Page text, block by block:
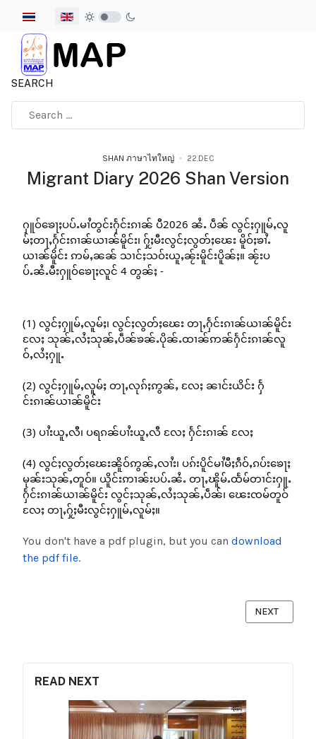
Select your language
SEARCH
SHAN ภาษาไทใหญ่ 22.DEC
Migrant Diary 2026 Shan Version
READ NEXT
ႁူဝ်ၶေႃႈပပ်ႉမၢႆတွင်းႁႅင်းၵၢၼ် ပီ2026 ၼႆႉ ပဵၼ် လွင်ႈႁူမ်ႇလူ
မ်ႈတႃႇႁႅင်းၵၢၼ်ယၢၼ်မိူင်း၊ ႁႂ်ႈမီးလွင်ႈလွတ်ႈၽေး မိူဝ်ႈၶၢႆႉ
ယၢၼ်မိူင်း ဢမ်ႇၼၼ် သၢင်ႈသဝ်းယူႇၼႂ်းမိူင်းပိူၼ်ႈ။ ၼႂ်းပ
ပ်ႉၼႆႉမီးႁူဝ်ၶေႃႈလူင် 4 တွၼ်ႈ -
(1) လွင်ႈႁူမ်ႇလူမ်ႈ၊ လွင်ႈလွတ်ႈၽေး တႃႇႁႅင်းၵၢၼ်ယၢၼ်မိူင်း
လႄႈ သုၼ်ႇလႆႈသုၼ်ႇပဵၼ်ၶၼ်ႉပိုၼ်ႉထၢၼ်ဢၼ်ႁႅင်းၵၢၼ်လူ
ဝ်ႇလႆႈႁူႉ
(2) လွင်ႈႁူမ်ႇလူမ်ႈ တႃႇလုၵ်ႈဢွၼ်ႇ လႄႈ ၼၢင်းယိင်း ႁႅ
င်းၵၢၼ်ယၢၼ်မိူင်း
(3) ပၢႆးယူႇလီ၊ ပရၵၼ်ပၢႆးယူႇလီ လႄႈ ႁႅင်းၵၢၼ် လႄႈ
(4) လွင်ႈလွတ်ႈၽေးၼိူဝ်ဢွၼ်ႇလၢႆး၊ ပၵ်းပိူင်မၢႆမီႈၵဵဝ်ႇၵပ်းၶေႃႈ
မုၼ်းသုၼ်ႇတူဝ်။ ယိူင်းဢၢၼ်းပပ်ႉၼႆႉ တႃႇၽိူမ်ႉထႅမ်တၢင်းႁူႉ
ႁႅင်းၵၢၼ်ယၢၼ်မိူင်း လွင်ႈသုၼ်ႇလႆႈသုၼ်ႇပဵၼ်၊ ၽေးၸမ်တူဝ်
လႄႈ တႃႇႁႂ်ႈမီးလွင်ႈႁူမ်ႇလူမ်ႈ။
You don't have a pdf plugin, but you can download
the pdf file.
NEXT
NEXT